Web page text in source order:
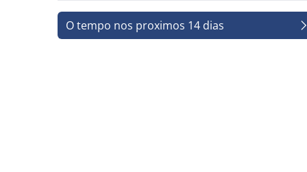
O tempo nos proximos 14 dias